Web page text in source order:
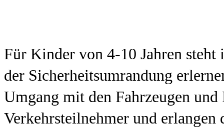
Für Kinder von 4-10 Jahren steht
der Sicherheitsumrandung
Umgang mit den Fahrzeugen
Verkehrsteilnehmer und